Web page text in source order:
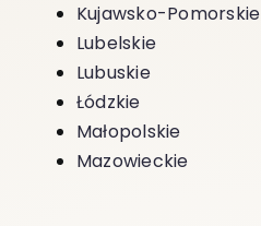
Kujawsko-Pomorskie
Lubelskie
Lubuskie
Łódzkie
Małopolskie
Mazowieckie